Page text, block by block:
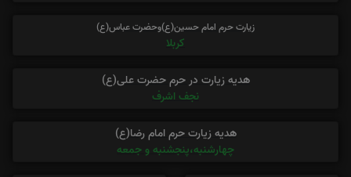
زیارت حرم امام حسین(ع)وحضرت عباس(ع)
کربلا
هدیه زیارت در حرم حضرت علی(ع)
نجف اشرف
هدیه زیارت حرم امام رضا(ع)
چهارشنبه،پنجشنبه و جمعه